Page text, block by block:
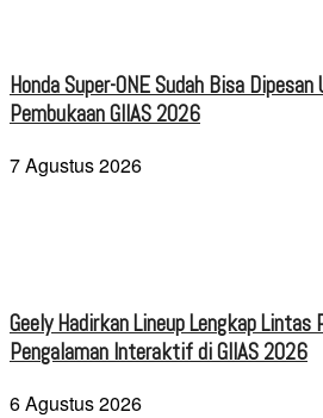
Honda Super-ONE Sudah Bisa
Pembukaan GIIAS 2026
7 Agustus 2026
Geely Hadirkan Lineup Lengkap Lintas
Pengalaman Interaktif di GIIAS 2026
6 Agustus 2026